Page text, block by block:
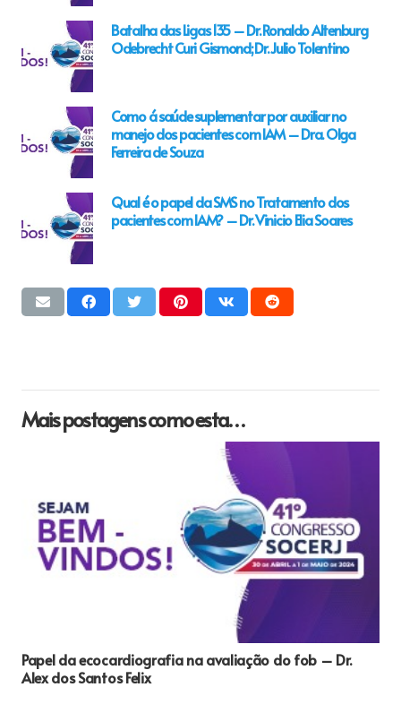
Batalha das Ligas 135 – Dr. Ronaldo Altenburg
Odebrecht Curi Gismond; Dr. Julio Tolentino
Como á saúde suplementar por auxiliar no
manejo dos pacientes com IAM – Dra. Olga
Ferreira de Souza
Qual é o papel da SMS no Tratamento dos
pacientes com IAM? – Dr. Vinicio Elia Soares
Mais postagens como esta…
Papel da ecocardiografia na avaliação do fob – Dr.
Alex dos Santos Felix